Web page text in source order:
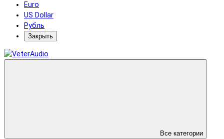
Euro
US Dollar
Рубль
Закрыть
Все категории